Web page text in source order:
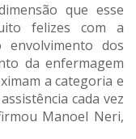
que esse
felizes com a
dos
da enfermagem
a categoria e
cada vez
Manoel Neri,